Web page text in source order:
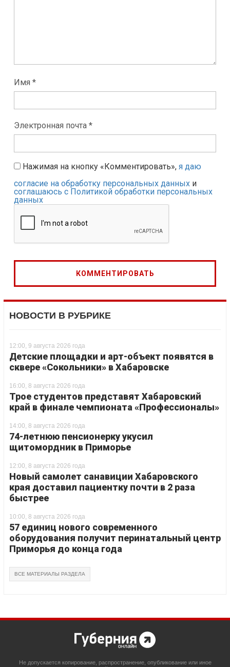
Имя *
Электронная почта *
Нажимая на кнопку «Комментировать», я даю
согласие на обработку персональных данных и
соглашаюсь с Политикой обработки персональных
данных
НОВОСТИ В РУБРИКЕ
12:00, 9 августа 2026 года
Детские площадки и арт-объект появятся в
сквере «Сокольники» в Хабаровске
16:00, 8 августа 2026 года
Трое студентов представят Хабаровский
край в финале чемпионата «Профессионалы»
14:00, 8 августа 2026 года
74-летнюю пенсионерку укусил
щитомордник в Приморье
12:00, 8 августа 2026 года
Новый самолет санавиции Хабаровского
края доставил пациентку почти в 2 раза
быстрее
10:00, 8 августа 2026 года
57 единиц нового современного
оборудования получит перинатальный центр
Приморья до конца года
ВСЕ МАТЕРИАЛЫ РАЗДЕЛА
Не допускается копирование, распространение, опубликование или иное